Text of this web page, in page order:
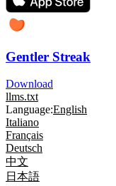
Gentler Streak
Download
llms.txt
Language:English
Italiano
Français
Deutsch
中文
日本語